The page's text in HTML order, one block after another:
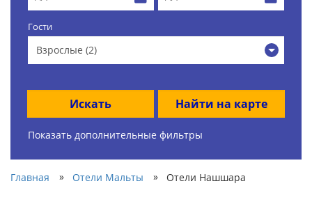
Гости
Взрослые (2)
Искать Найти на карте
Показать дополнительные фильтры
Главная » Отели Мальты » Отели Нашшара